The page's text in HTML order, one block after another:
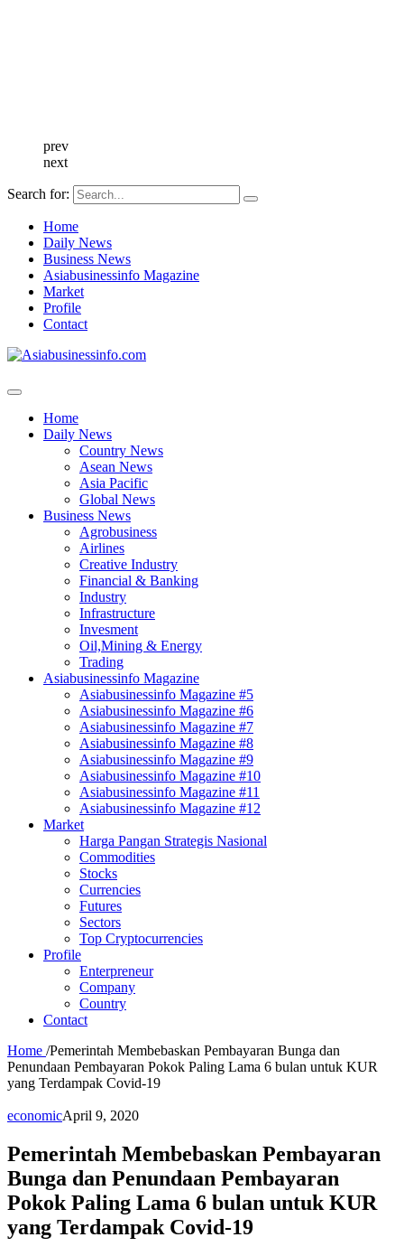
prev
next
Search for:
Home
Daily News
Business News
Asiabusinessinfo Magazine
Market
Profile
Contact
Home
Daily News
Country News
Asean News
Asia Pacific
Global News
Business News
Agrobusiness
Airlines
Creative Industry
Financial & Banking
Industry
Infrastructure
Invesment
Oil,Mining & Energy
Trading
Asiabusinessinfo Magazine
Asiabusinessinfo Magazine #5
Asiabusinessinfo Magazine #6
Asiabusinessinfo Magazine #7
Asiabusinessinfo Magazine #8
Asiabusinessinfo Magazine #9
Asiabusinessinfo Magazine #10
Asiabusinessinfo Magazine #11
Asiabusinessinfo Magazine #12
Market
Harga Pangan Strategis Nasional
Commodities
Stocks
Currencies
Futures
Sectors
Top Cryptocurrencies
Profile
Enterpreneur
Company
Country
Contact
Home /Pemerintah Membebaskan Pembayaran Bunga dan
Penundaan Pembayaran Pokok Paling Lama 6 bulan untuk KUR
yang Terdampak Covid-19
economicApril 9, 2020
Pemerintah Membebaskan Pembayaran
Bunga dan Penundaan Pembayaran
Pokok Paling Lama 6 bulan untuk KUR
yang Terdampak Covid-19